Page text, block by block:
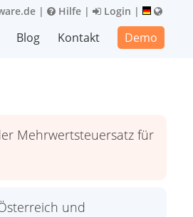
| Hilfe | Login |
Blog Kontakt Demo
Mehrwertsteuersatz für
und